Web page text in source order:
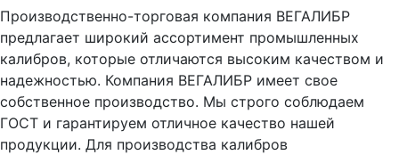
Производственно-торговая компания ВЕГАЛИБР
предлагает широкий ассортимент промышленных
калибров, которые отличаются высоким качеством и
надежностью. Компания ВЕГАЛИБР имеет свое
собственное производство. Мы строго соблюдаем
ГОСТ и гарантируем отличное качество нашей
продукции. Для производства калибров